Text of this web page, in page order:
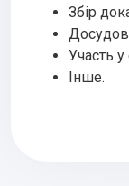
Збір
Участь у
Інше.